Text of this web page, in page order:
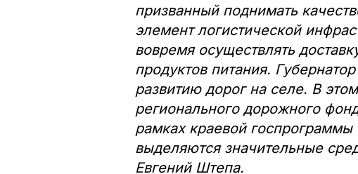
призванный поднимать
элемент логистической
вовремя осуществлять
продуктов питания.
развитию дорог на селе. В
регионального дорожного
рамках краевой
выделяются значительные
Евгений Штепа.